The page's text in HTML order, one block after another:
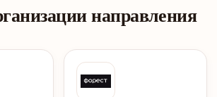
направления